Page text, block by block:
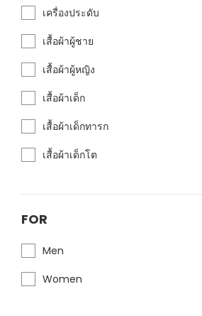
เครื่องประดับ
เสื้อผ้าผู้ชาย
เสื้อผ้าผู้หญิง
เสื้อผ้าเด็ก
เสื้อผ้าเด็กทารก
เสื้อผ้าเด็กโต
FOR
Men
Women